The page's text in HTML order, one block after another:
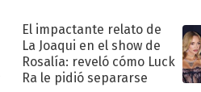
El impactante relato de
La Joaqui en el show de
Rosalía: reveló cómo Luck
Ra le pidió separarse